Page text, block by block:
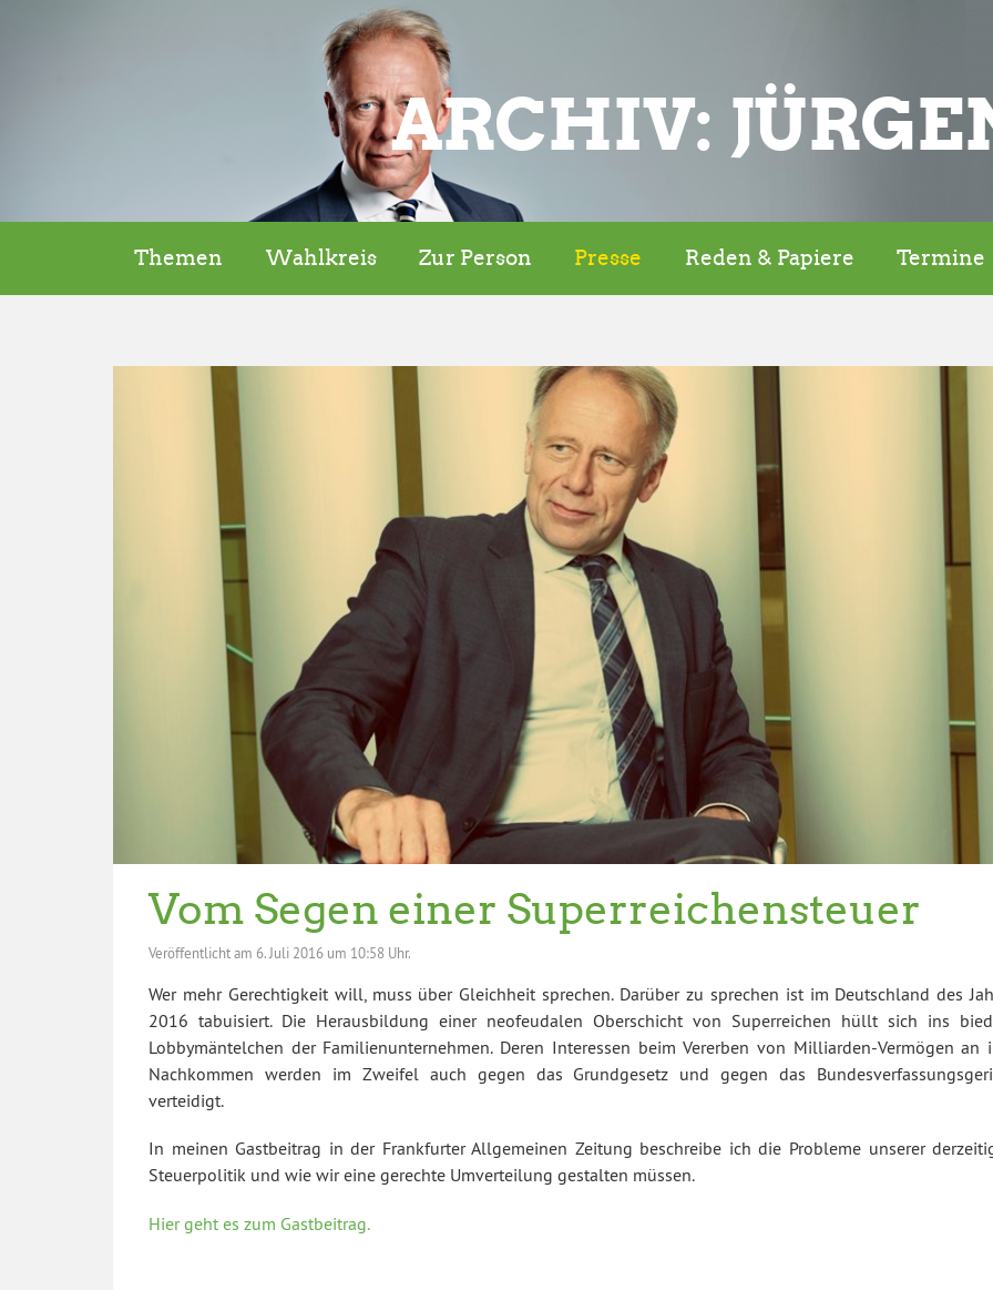
ARCHIV:
Themen Wahlkreis Zur Person Presse Reden & Papiere Termine
Vom Segen einer Superreichensteuer
Veröffentlicht am 6. Juli 2016 um 10:58 Uhr.
Wer mehr Gerechtigkeit will, muss über Gleichheit sprechen. Darüber zu sprechen ist im Deutschland des
2016 tabuisiert. Die Herausbildung einer neofeudalen Oberschicht von Superreichen hüllt sich ins
Lobbymäntelchen der Familienunternehmen. Deren Interessen beim Vererben von Milliarden-Vermögen an
Nachkommen werden im Zweifel auch gegen das Grundgesetz und gegen das
verteidigt.
In meinen Gastbeitrag in der Frankfurter Allgemeinen Zeitung beschreibe ich die Probleme unserer
Steuerpolitik und wie wir eine gerechte Umverteilung gestalten müssen.
Hier geht es zum Gastbeitrag.